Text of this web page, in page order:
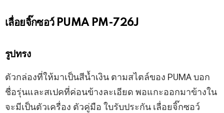
เลื่อยจิ๊กซอว์ PUMA PM-726J
รูปทรง
ตัวกล่องที่ให้มาเป็นสีน้ำเงิน ตามสไตล์ของ PUMA บอก
ชื่อรุ่นและสเปคที่ค่อนข้างละเอียด พอแกะออกมาข้างใน
จะมีเป็นตัวเครื่อง ตัวคู่มือ ใบรับประกัน เลื่อยจิ๊กซอว์